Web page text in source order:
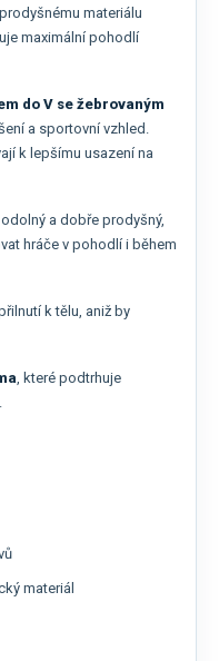
materiálu
maximální pohodlí
do V se žebrovaným
a sportovní vzhled.
k lepšímu usazení na
odolný a dobře prodyšný,
hráče v pohodlí i během
k tělu, aniž by
, které podtrhuje
materiál